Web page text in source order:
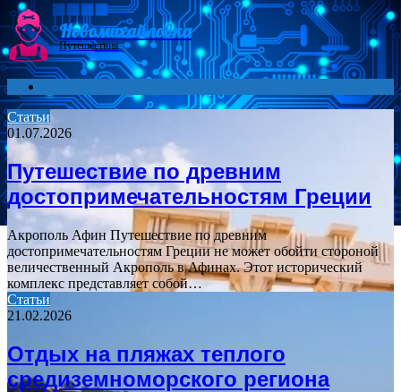
Menu
Новомихайловка
Путешествия
for
Статьи
01.07.2026
Путешествие по древним
достопримечательностям Греции
Акрополь Афин Путешествие по древним
достопримечательностям Греции не может обойти стороной
величественный Акрополь в Афинах. Этот исторический
комплекс представляет собой…
Статьи
21.02.2026
Отдых на пляжах теплого
средиземноморского региона